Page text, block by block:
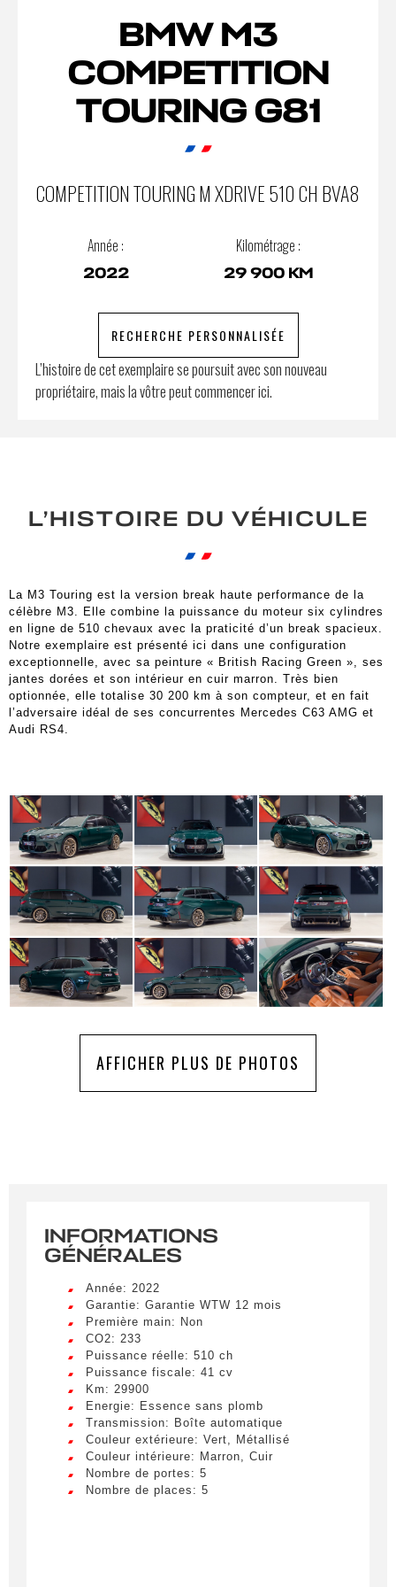
BMW M3
COMPETITION
TOURING G81
COMPETITION TOURING M XDRIVE 510 CH BVA8
Année :
2022
Kilométrage :
29 900 KM
RECHERCHE PERSONNALISÉE
L’histoire de cet exemplaire se poursuit avec son nouveau
propriétaire, mais la vôtre peut commencer ici.
L’HISTOIRE DU VÉHICULE
La M3 Touring est la version break haute performance de la
célèbre M3. Elle combine la puissance du moteur six cylindres
en ligne de 510 chevaux avec la praticité d’un break spacieux.
Notre exemplaire est présenté ici dans une configuration
exceptionnelle, avec sa peinture « British Racing Green », ses
jantes dorées et son intérieur en cuir marron. Très bien
optionnée, elle totalise 30 200 km à son compteur, et en fait
l’adversaire idéal de ses concurrentes Mercedes C63 AMG et
Audi RS4.
AFFICHER PLUS DE PHOTOS
INFORMATIONS
GÉNÉRALES
Année: 2022
Garantie: Garantie WTW 12 mois
Première main: Non
CO2: 233
Puissance réelle: 510 ch
Puissance fiscale: 41 cv
Km: 29900
Energie: Essence sans plomb
Transmission: Boîte automatique
Couleur extérieure: Vert, Métallisé
Couleur intérieure: Marron, Cuir
Nombre de portes: 5
Nombre de places: 5